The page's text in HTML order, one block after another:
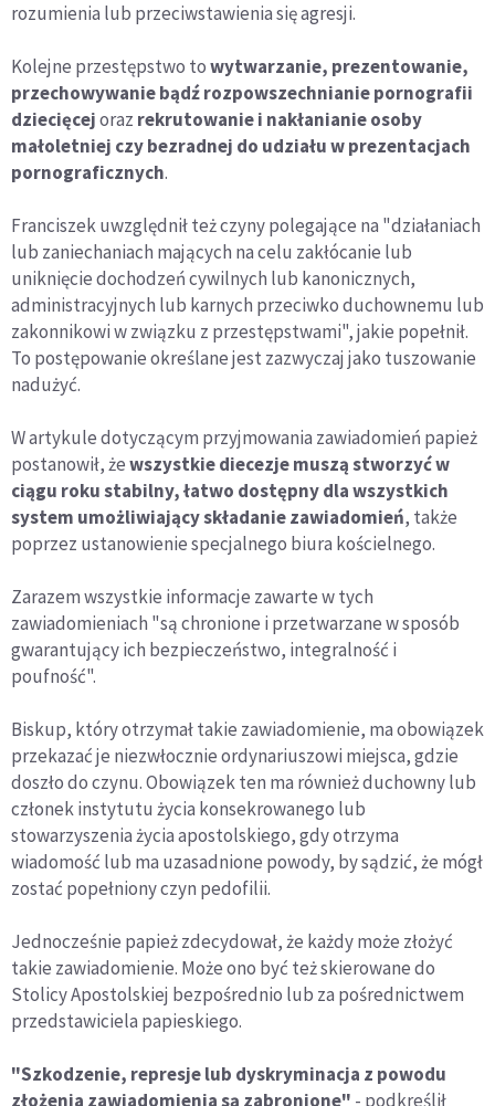
rozumienia lub przeciwstawienia się agresji.
Kolejne przestępstwo towytwarzanie, prezentowanie,
przechowywanie bądź rozpowszechnianie pornografii
dziecięcejoraz rekrutowanie i nakłanianie osoby
małoletniej czy bezradnej do udziału w prezentacjach
pornograficznych.
Franciszek uwzględnił też czyny polegające na "działaniach
lub zaniechaniach mających na celu zakłócanie lub
uniknięcie dochodzeń cywilnych lub kanonicznych,
administracyjnych lub karnych przeciwko duchownemu lub
zakonnikowi w związku z przestępstwami", jakie popełnił.
To postępowanie określane jest zazwyczaj jako tuszowanie
nadużyć.
W artykule dotyczącym przyjmowania zawiadomień papież
postanowił, żewszystkie diecezje muszą stworzyć w
ciągu roku stabilny, łatwo dostępny dla wszystkich
system umożliwiający składanie zawiadomień, także
poprzez ustanowienie specjalnego biura kościelnego.
Zarazem wszystkie informacje zawarte w tych
zawiadomieniach "są chronione i przetwarzane w sposób
gwarantujący ich bezpieczeństwo, integralność i
poufność".
Biskup, który otrzymał takie zawiadomienie, ma obowiązek
przekazać je niezwłocznie ordynariuszowi miejsca, gdzie
doszło do czynu. Obowiązek ten ma również duchowny lub
członek instytutu życia konsekrowanego lub
stowarzyszenia życia apostolskiego, gdy otrzyma
wiadomość lub ma uzasadnione powody, by sądzić, że mógł
zostać popełniony czyn pedofilii.
Jednocześnie papież zdecydował, że każdy może złożyć
takie zawiadomienie. Może ono być też skierowane do
Stolicy Apostolskiej bezpośrednio lub za pośrednictwem
przedstawiciela papieskiego.
"Szkodzenie, represje lub dyskryminacja z powodu
złożenia zawiadomienia są zabronione" - podkreślił